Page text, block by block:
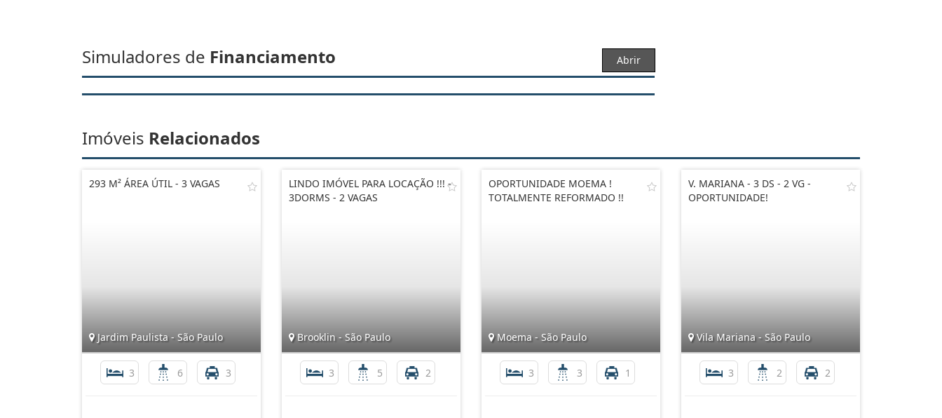
Simuladores de Financiamento Abrir
Imóveis Relacionados
293 M² ÁREA ÚTIL - 3 VAGAS
Jardim Paulista - São Paulo
3 6 3
LINDO IMÓVEL PARA LOCAÇÃO !!! -
3DORMS - 2 VAGAS
Brooklin - São Paulo
3 5 2
OPORTUNIDADE MOEMA !
TOTALMENTE REFORMADO !!
Moema - São Paulo
3 3 1
V. MARIANA - 3 DS - 2 VG -
OPORTUNIDADE!
Vila Mariana - São Paulo
3 2 2